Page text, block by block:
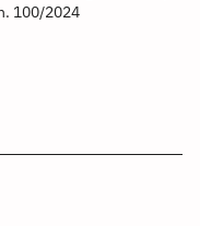
100/2024